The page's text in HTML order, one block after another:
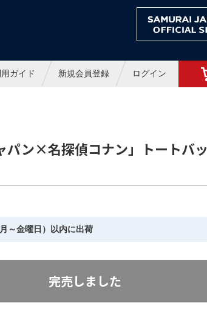
ンショップ
ガイド 新規会員登録 ログイン
パン×名探偵コナン」トートバッ
～金曜日）以内に出荷
完売しました